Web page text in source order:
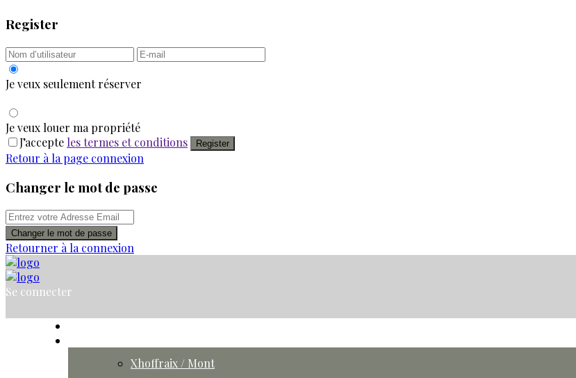
Register
Je veux seulement réserver
Je veux louer ma propriété
J’accepte les termes et conditions Register
Retour à la page connexion
Changer le mot de passe
Changer le mot de passe
Retourner à la connexion
Se connecter
Xhoffraix / Mont